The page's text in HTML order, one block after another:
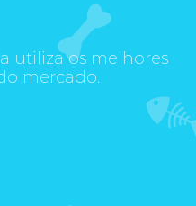
utiliza os melhores
mercado.